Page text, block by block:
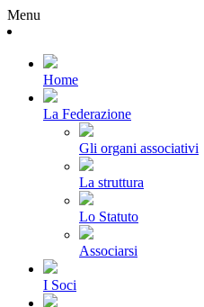
Menu
Home
La Federazione
Gli organi associativi
La struttura
Lo Statuto
Associarsi
I Soci